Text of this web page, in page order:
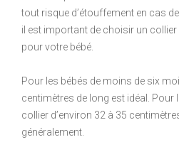
tout risque d’étouffement en cas
il est important de choisir un collier
pour votre bébé.
Pour les bébés de moins de six
centimètres de long est idéal. Pour
collier d’environ 32 à 35
généralement.